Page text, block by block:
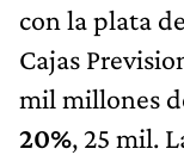
con la plata
Cajas
mil millones
20%, 25 mil.